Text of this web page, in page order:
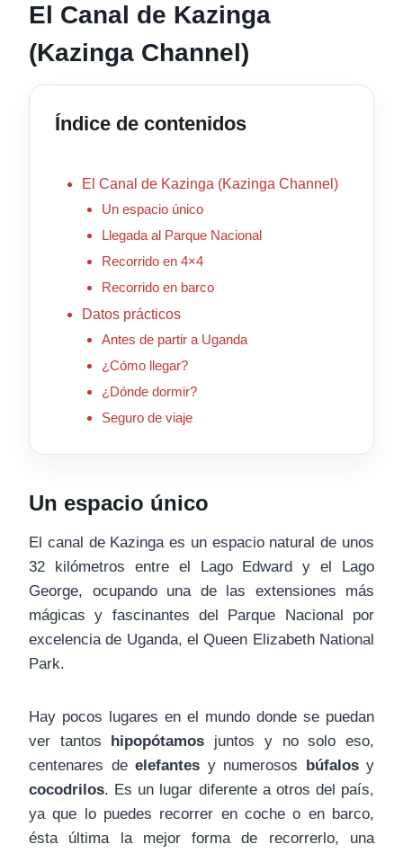
El Canal de Kazinga
(Kazinga Channel)
Índice de contenidos
El Canal de Kazinga (Kazinga Channel)
Un espacio único
Llegada al Parque Nacional
Recorrido en 4×4
Recorrido en barco
Datos prácticos
Antes de partir a Uganda
¿Cómo llegar?
¿Dónde dormir?
Seguro de viaje
Un espacio único
El canal de Kazinga es un espacio natural de unos
32 kilómetros entre el Lago Edward y el Lago
George, ocupando una de las extensiones más
mágicas y fascinantes del Parque Nacional por
excelencia de Uganda, el Queen Elizabeth National
Park.
Hay pocos lugares en el mundo donde se puedan
ver tantos
hipopótamos juntos y no solo eso,
centenares de elefantes y numerosos búfalosy
cocodrilos. Es un lugar diferente a otros del país,
ya que lo puedes recorrer en coche o en barco,
ésta última la mejor forma de recorrerlo, una